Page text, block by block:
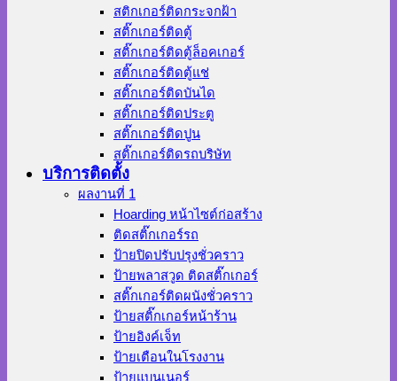
สติกเกอร์ติดกระจกฝ้า
สติ๊กเกอร์ติดตู้
สติ๊กเกอร์ติดตู้ล็อคเกอร์
สติ๊กเกอร์ติดตู้แช่
สติ๊กเกอร์ติดบันได
สติ๊กเกอร์ติดประตู
สติ๊กเกอร์ติดปูน
สติ๊กเกอร์ติดรถบริษัท
บริการติดตั้ง
ผลงานที่ 1
Hoarding หน้าไซต์ก่อสร้าง
ติดสติ๊กเกอร์รถ
ป้ายปิดปรับปรุงชั่วคราว
ป้ายพลาสวูด ติดสติ๊กเกอร์
สติ๊กเกอร์ติดผนังชั่วคราว
ป้ายสติ๊กเกอร์หน้าร้าน
ป้ายอิงค์เจ็ท
ป้ายเตือนในโรงงาน
ป้ายแบนเนอร์